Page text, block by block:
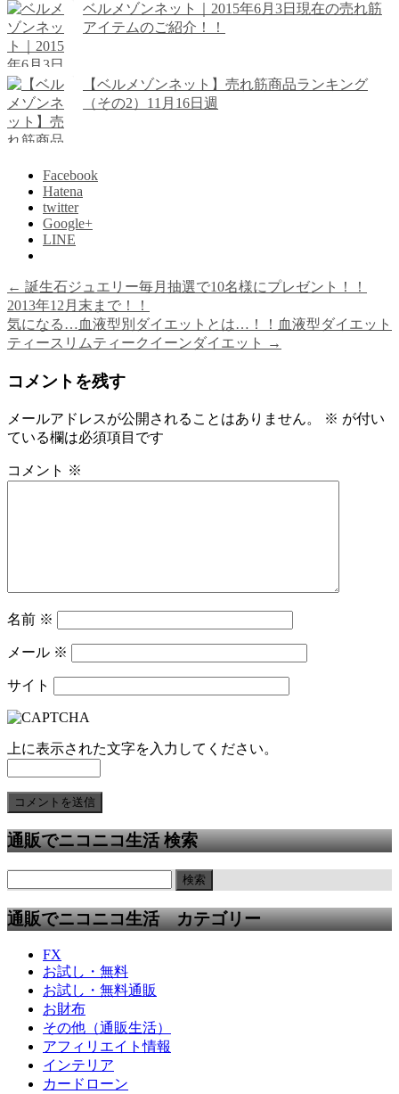
ベルメゾンネット｜2015年6月3日現在の売れ筋
アイテムのご紹介！！
【ベルメゾンネット】売れ筋商品ランキング
（その2）11月16日週
Facebook
Hatena
twitter
Google+
LINE
← 誕生石ジュエリー毎月抽選で10名様にプレゼント！！
2013年12月末まで！！
気になる…血液型別ダイエットとは…！！血液型ダイエット
ティースリムティークイーンダイエット
→
コメントを残す
メールアドレスが公開されることはありません。 ※ が付い
ている欄は必須項目です
コメント ※
名前 ※
メール ※
サイト
上に表示された文字を入力してください。
通販でニコニコ生活 検索
通販でニコニコ生活 カテゴリー
FX
お試し・無料
お試し・無料通販
お財布
その他（通販生活）
アフィリエイト情報
インテリア
カードローン